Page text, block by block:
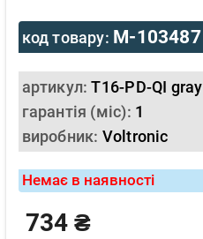
код товару: M-103487
артикул:T16-PD-QI gray
гарантія (міс): 1
виробник: Voltronic
Немає в наявності
734 ₴